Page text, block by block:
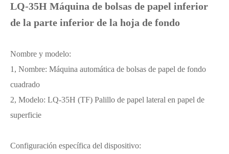
LQ-35H Máquina de bolsas de papel inferior
de la parte inferior de la hoja de fondo
Nombre y modelo:
1, Nombre: Máquina automática de bolsas de papel de fondo
cuadrado
2, Modelo: LQ-35H (TF) Palillo de papel lateral en papel de
superficie
Configuración específica del dispositivo: